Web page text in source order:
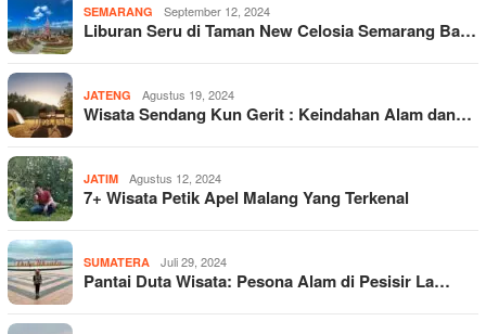
SEMARANG September 12, 2024
Liburan Seru di Taman New Celosia Semarang Ba…
JATENG Agustus 19, 2024
Wisata Sendang Kun Gerit : Keindahan Alam dan…
JATIM Agustus 12, 2024
7+ Wisata Petik Apel Malang Yang Terkenal
SUMATERA Juli 29, 2024
Pantai Duta Wisata: Pesona Alam di Pesisir La…